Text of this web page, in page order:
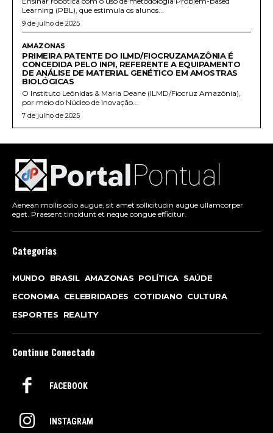
Learning (PBL), que estimula os alunos...
9 de julho de 2025
AMAZONAS
PRIMEIRA PATENTE DO ILMD/FIOCRUZAMAZÔNIA É
CONCEDIDA PELO INPI, REFERENTE A EQUIPAMENTO
DE ANÁLISE DE MATERIAL GENÉTICO EM AMOSTRAS
BIOLÓGICAS
O Instituto Leônidas & Maria Deane (ILMD/Fiocruz Amazônia),
por meio do Núcleo de Inovação...
7 de julho de 2025
Aenean mollis odio augue, sit amet sollicitudin augue ullamcorper
eget. Praesent tincidunt et neque congue efficitur.
Categorias
MUNDO BRASIL AMAZONAS POLÍTICA SAÚDE
ECONOMIA CELEBRIDADES COTIDIANO CULTURA
ESPORTES
REALITY
Continue Conectado
FACEBOOK
INSTAGRAM